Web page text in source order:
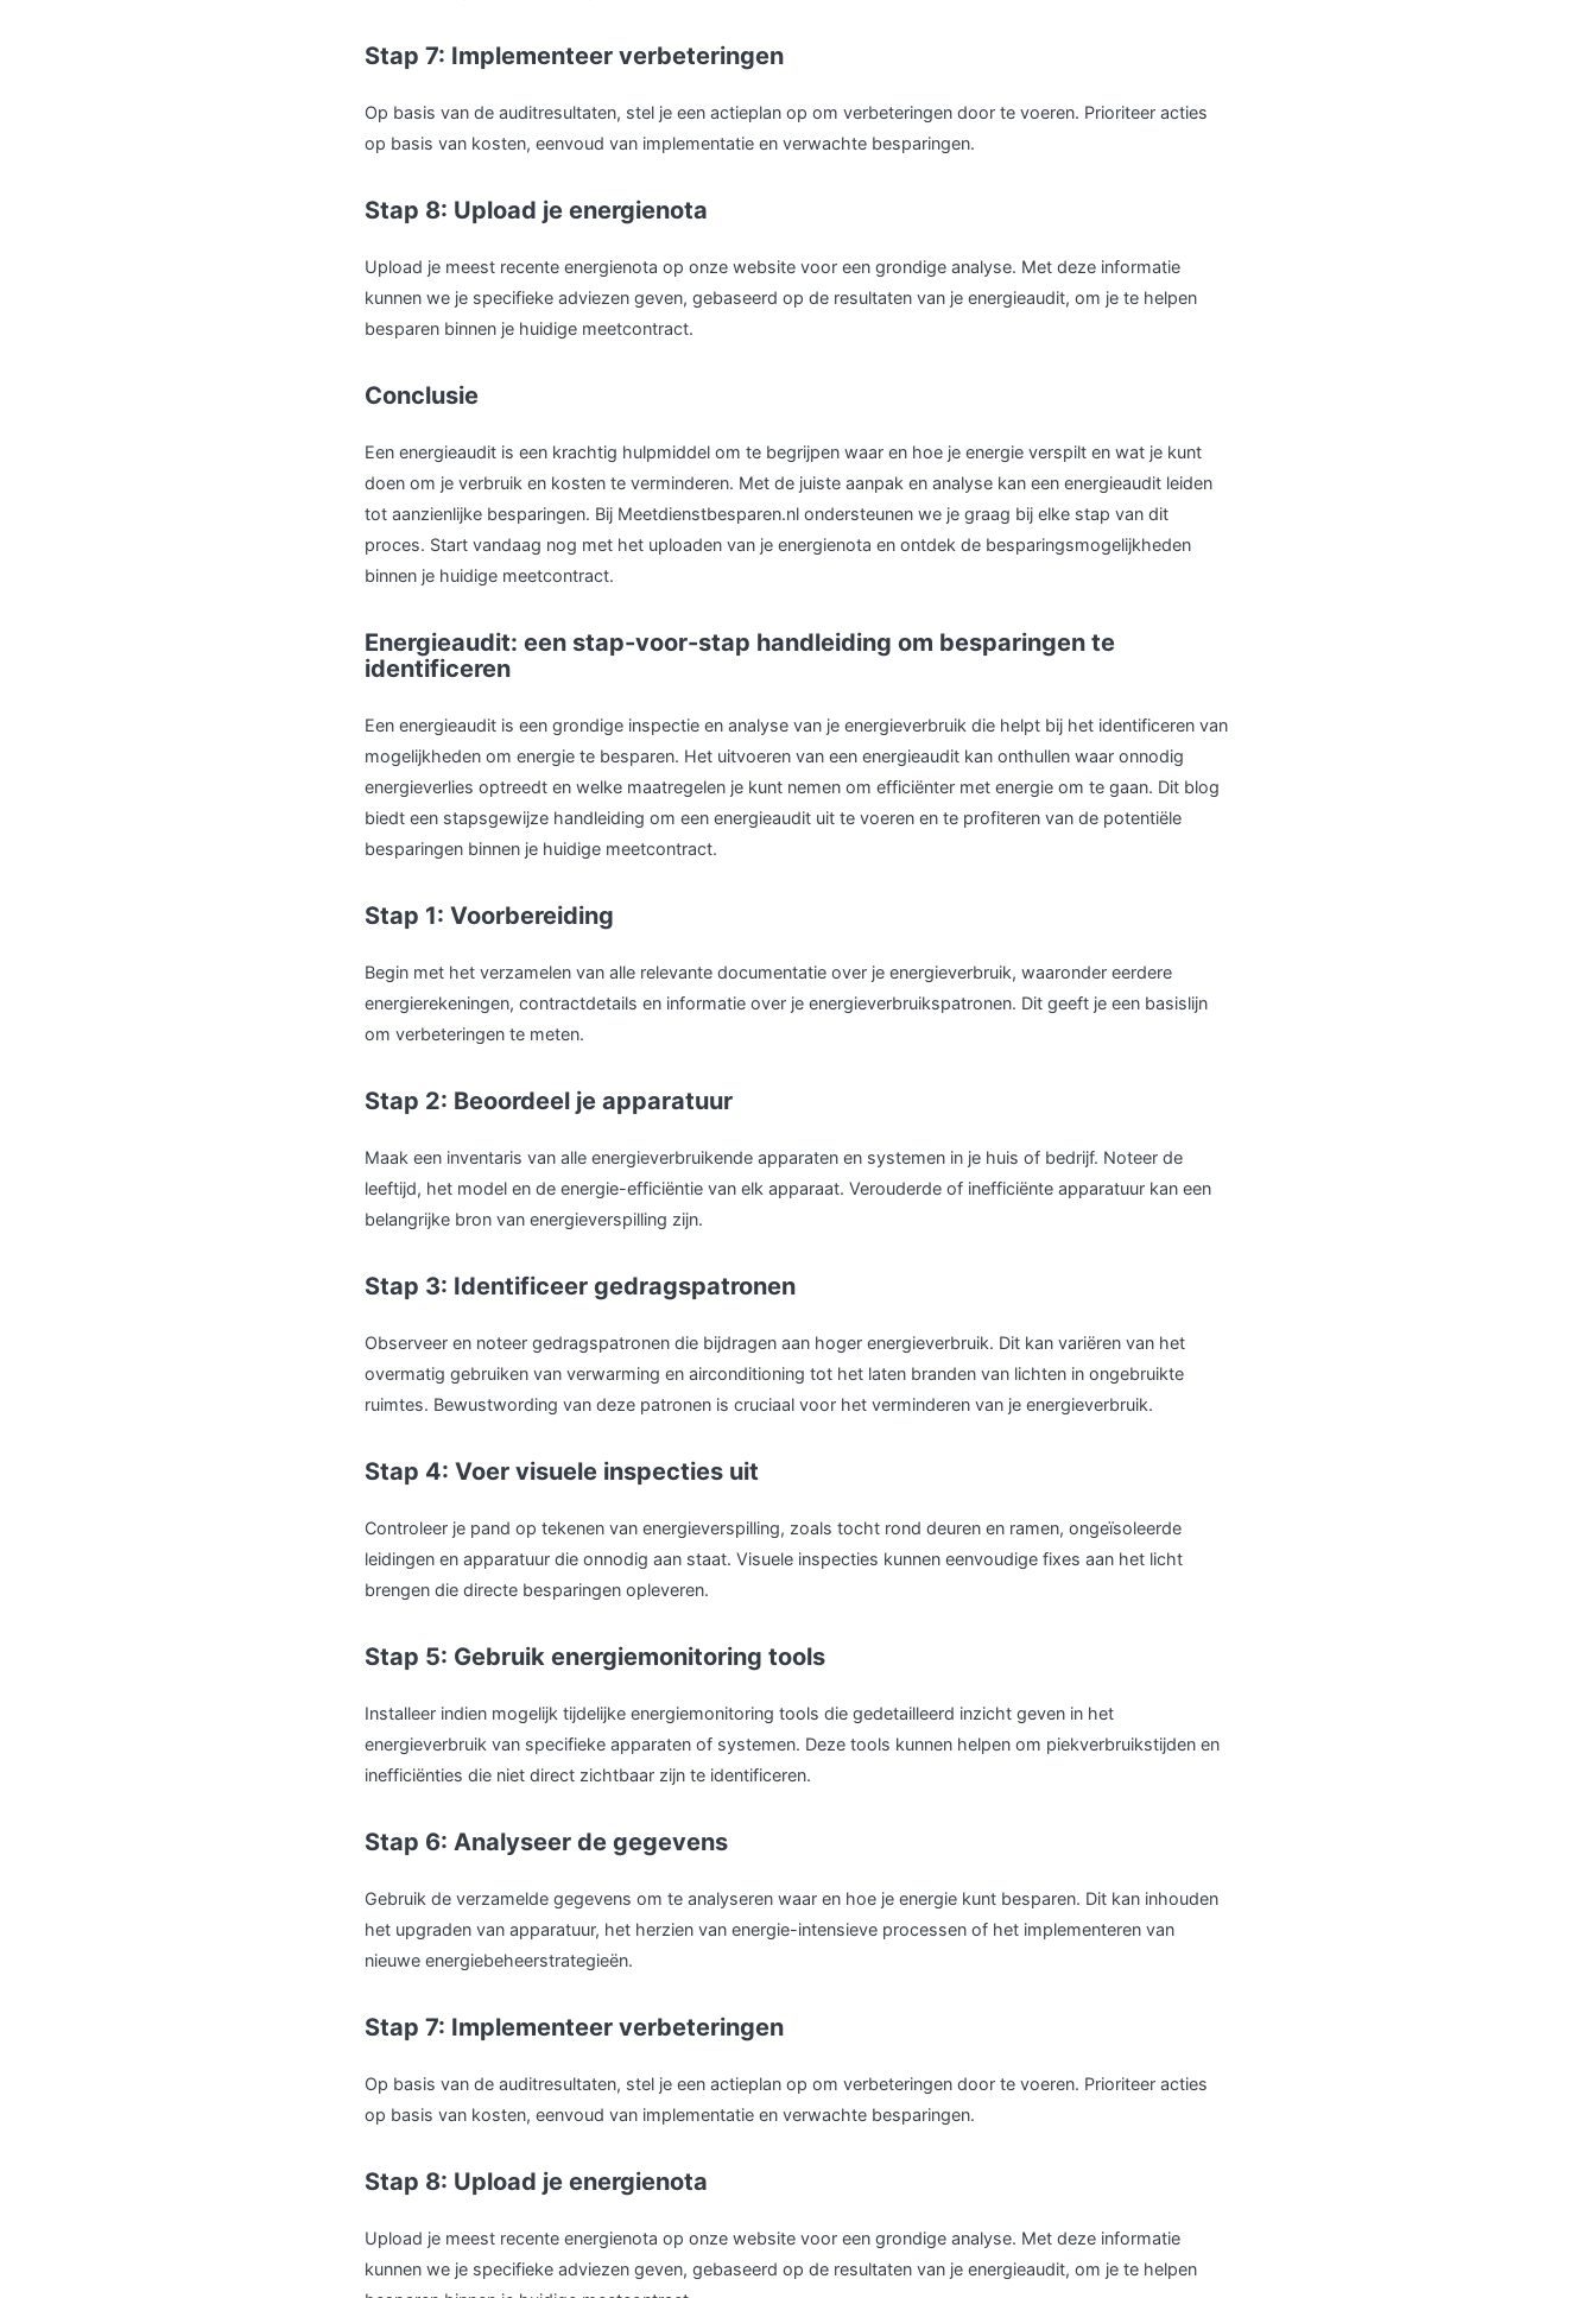
Stap 7: Implementeer verbeteringen
Op basis van de auditresultaten, stel je een actieplan op om verbeteringen door te voeren. Prioriteer acties
op basis van kosten, eenvoud van implementatie en verwachte besparingen.
Stap 8: Upload je energienota
Upload je meest recente energienota op onze website voor een grondige analyse. Met deze informatie
kunnen we je specifieke adviezen geven, gebaseerd op de resultaten van je energieaudit, om je te helpen
besparen binnen je huidige meetcontract.
Conclusie
Een energieaudit is een krachtig hulpmiddel om te begrijpen waar en hoe je energie verspilt en wat je kunt
doen om je verbruik en kosten te verminderen. Met de juiste aanpak en analyse kan een energieaudit leiden
tot aanzienlijke besparingen. Bij Meetdienstbesparen.nl ondersteunen we je graag bij elke stap van dit
proces. Start vandaag nog met het uploaden van je energienota en ontdek de besparingsmogelijkheden
binnen je huidige meetcontract.
Energieaudit: een stap-voor-stap handleiding om besparingen te
identificeren
Een energieaudit is een grondige inspectie en analyse van je energieverbruik die helpt bij het identificeren van
mogelijkheden om energie te besparen. Het uitvoeren van een energieaudit kan onthullen waar onnodig
energieverlies optreedt en welke maatregelen je kunt nemen om efficiënter met energie om te gaan. Dit blog
biedt een stapsgewijze handleiding om een energieaudit uit te voeren en te profiteren van de potentiële
besparingen binnen je huidige meetcontract.
Stap 1: Voorbereiding
Begin met het verzamelen van alle relevante documentatie over je energieverbruik, waaronder eerdere
energierekeningen, contractdetails en informatie over je energieverbruikspatronen. Dit geeft je een basislijn
om verbeteringen te meten.
Stap 2: Beoordeel je apparatuur
Maak een inventaris van alle energieverbruikende apparaten en systemen in je huis of bedrijf. Noteer de
leeftijd, het model en de energie-efficiëntie van elk apparaat. Verouderde of inefficiënte apparatuur kan een
belangrijke bron van energieverspilling zijn.
Stap 3: Identificeer gedragspatronen
Observeer en noteer gedragspatronen die bijdragen aan hoger energieverbruik. Dit kan variëren van het
overmatig gebruiken van verwarming en airconditioning tot het laten branden van lichten in ongebruikte
ruimtes. Bewustwording van deze patronen is cruciaal voor het verminderen van je energieverbruik.
Stap 4: Voer visuele inspecties uit
Controleer je pand op tekenen van energieverspilling, zoals tocht rond deuren en ramen, ongeïsoleerde
leidingen en apparatuur die onnodig aan staat. Visuele inspecties kunnen eenvoudige fixes aan het licht
brengen die directe besparingen opleveren.
Stap 5: Gebruik energiemonitoring tools
Installeer indien mogelijk tijdelijke energiemonitoring tools die gedetailleerd inzicht geven in het
energieverbruik van specifieke apparaten of systemen. Deze tools kunnen helpen om piekverbruikstijden en
inefficiënties die niet direct zichtbaar zijn te identificeren.
Stap 6: Analyseer de gegevens
Gebruik de verzamelde gegevens om te analyseren waar en hoe je energie kunt besparen. Dit kan inhouden
het upgraden van apparatuur, het herzien van energie-intensieve processen of het implementeren van
nieuwe energiebeheerstrategieën.
Stap 7: Implementeer verbeteringen
Op basis van de auditresultaten, stel je een actieplan op om verbeteringen door te voeren. Prioriteer acties
op basis van kosten, eenvoud van implementatie en verwachte besparingen.
Stap 8: Upload je energienota
Upload je meest recente energienota op onze website voor een grondige analyse. Met deze informatie
kunnen we je specifieke adviezen geven, gebaseerd op de resultaten van je energieaudit, om je te helpen